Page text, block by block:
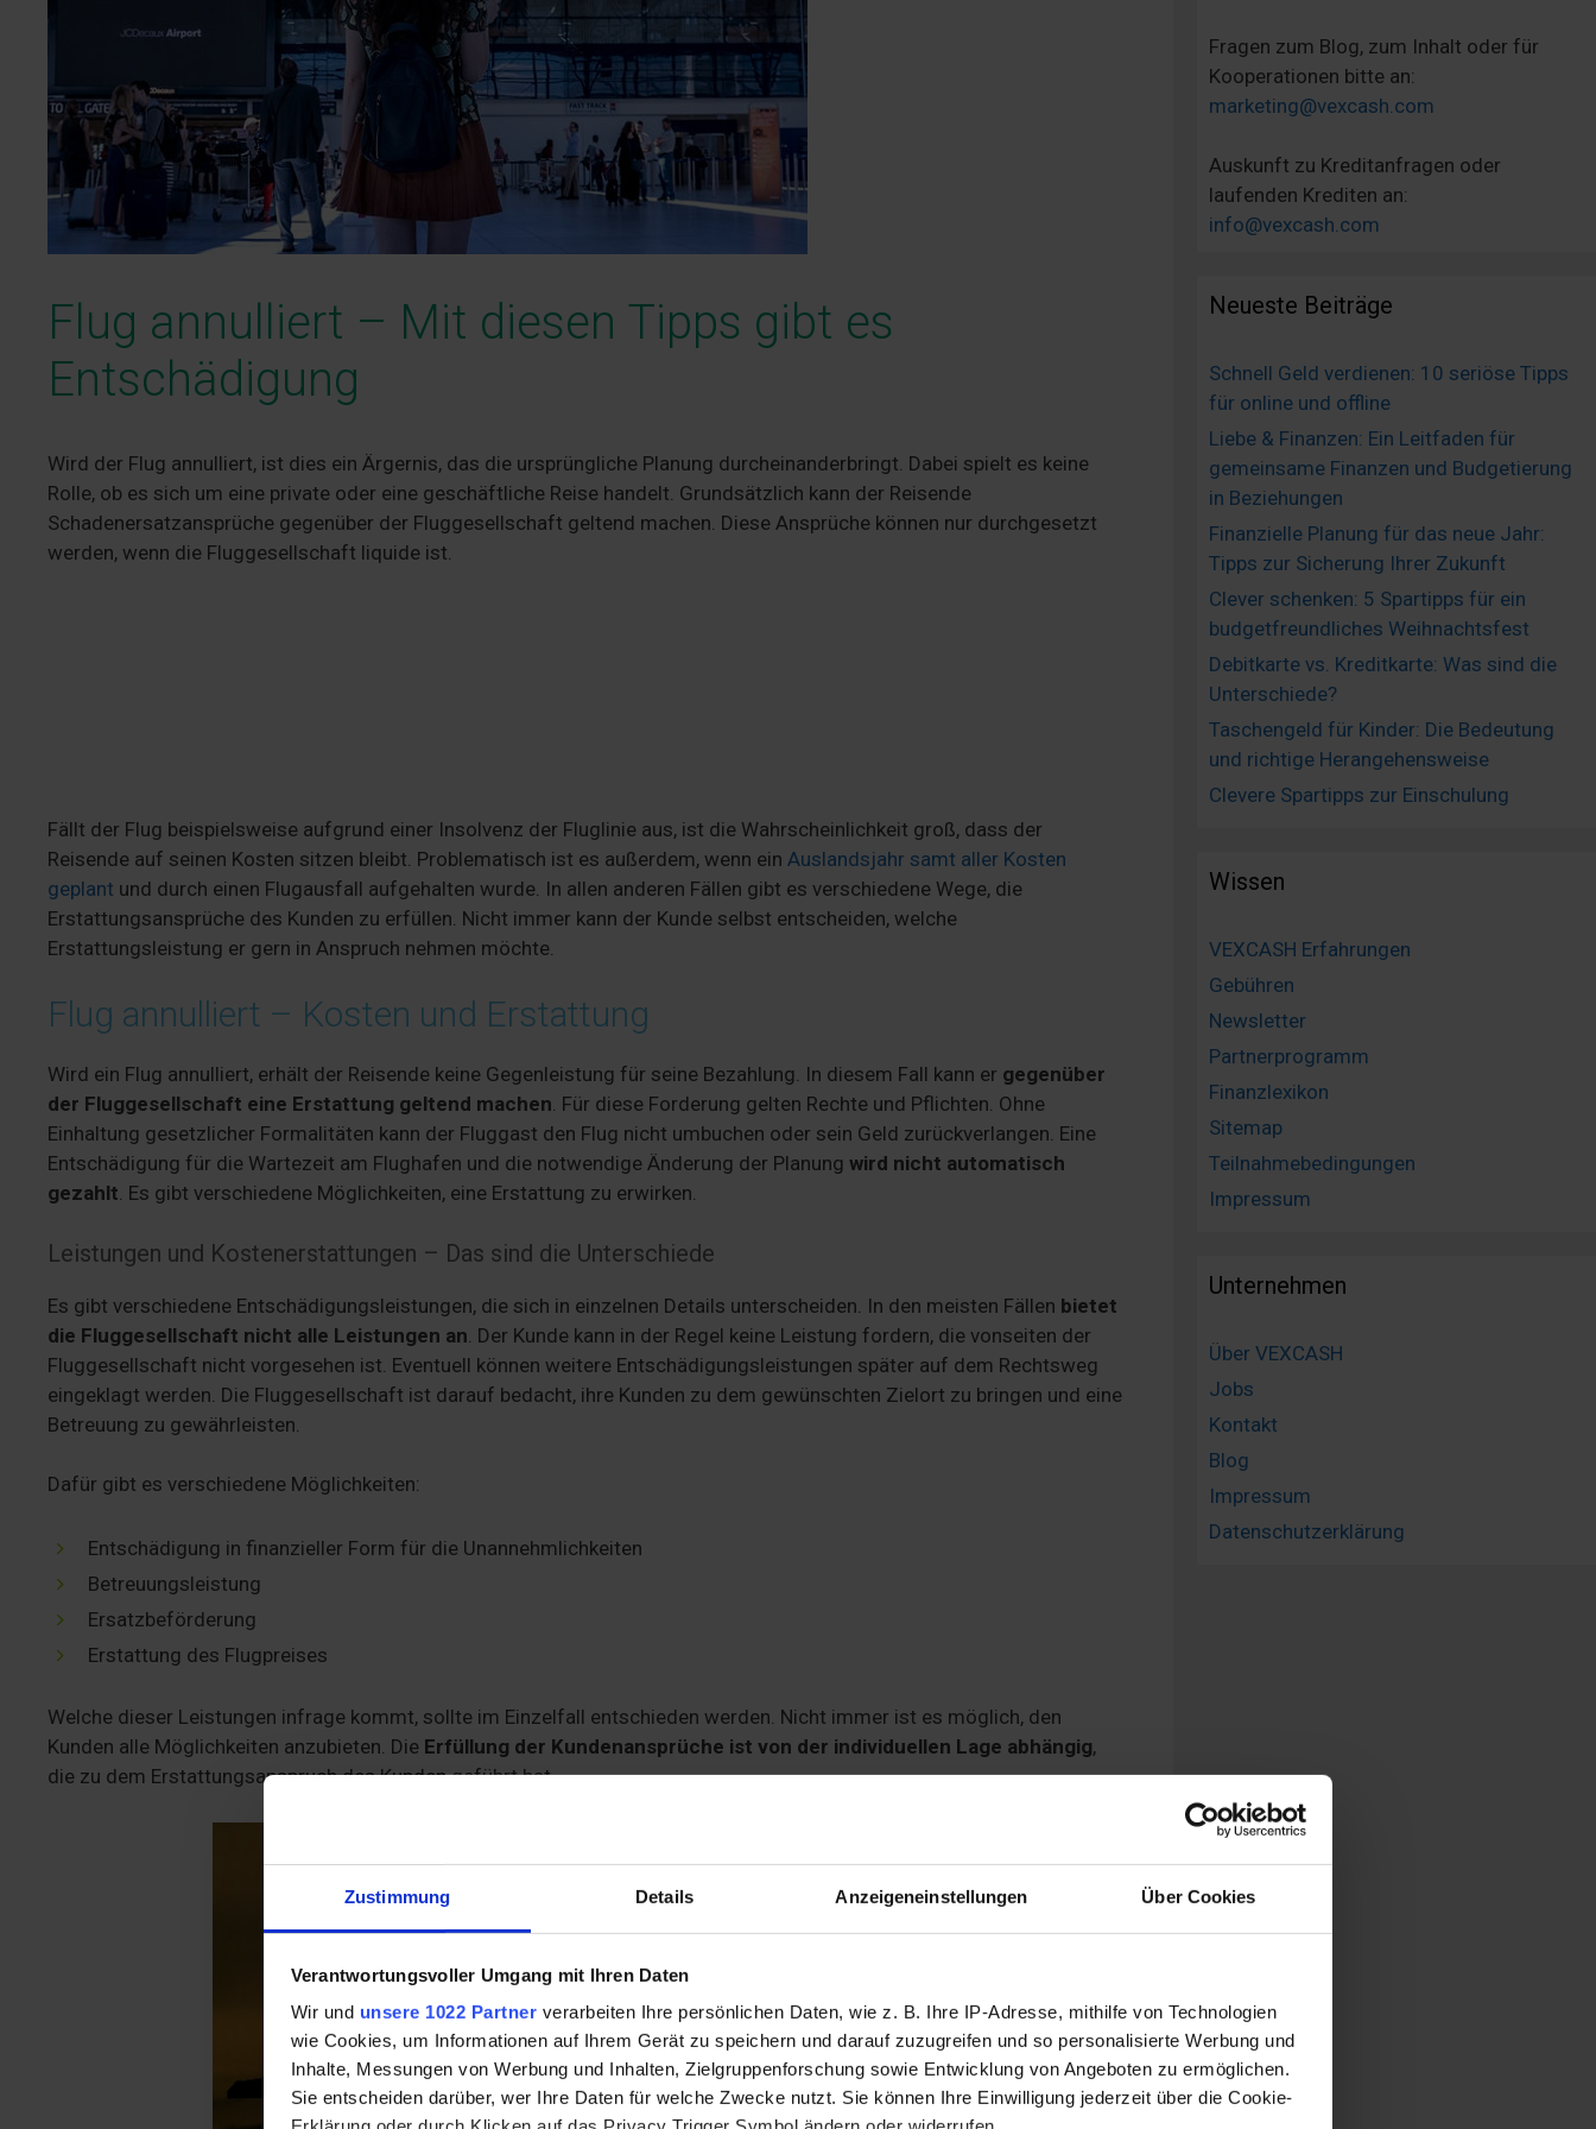
Zustimmung Details Anzeigeneinstellungen Über Cookies
Verantwortungsvoller Umgang mit Ihren Daten
Wir und unsere 1022 Partner verarbeiten Ihre persönlichen Daten, wie z. B. Ihre IP-Adresse, mithilfe von Technologien
wie Cookies, um Informationen auf Ihrem Gerät zu speichern und darauf zuzugreifen und so personalisierte Werbung und
Inhalte, Messungen von Werbung und Inhalten, Zielgruppenforschung sowie Entwicklung von Angeboten zu ermöglichen.
Sie entscheiden darüber, wer Ihre Daten für welche Zwecke nutzt. Sie können Ihre Einwilligung jederzeit über die Cookie-
Flug annulliert – Mit diesen Tipps gibt es
Entschädigung
Wird der Flug annulliert, ist dies ein Ärgernis, das die ursprüngliche Planung durcheinanderbringt. Dabei spielt es keine
Rolle, ob es sich um eine private oder eine geschäftliche Reise handelt. Grundsätzlich kann der Reisende
Schadenersatzansprüche gegenüber der Fluggesellschaft geltend machen. Diese Ansprüche können nur durchgesetzt
werden, wenn die Fluggesellschaft liquide ist.
Fällt der Flug beispielsweise aufgrund einer Insolvenz der Fluglinie aus, ist die Wahrscheinlichkeit groß, dass der
Reisende auf seinen Kosten sitzen bleibt. Problematisch ist es außerdem, wenn ein Auslandsjahr samt aller Kosten
geplant und durch einen Flugausfall aufgehalten wurde. In allen anderen Fällen gibt es verschiedene Wege, die
Erstattungsansprüche des Kunden zu erfüllen. Nicht immer kann der Kunde selbst entscheiden, welche
Erstattungsleistung er gern in Anspruch nehmen möchte.
Flug annulliert – Kosten und Erstattung
Wird ein Flug annulliert, erhält der Reisende keine Gegenleistung für seine Bezahlung. In diesem Fall kann er gegenüber
der Fluggesellschaft eine Erstattung geltend machen. Für diese Forderung gelten Rechte und Pflichten. Ohne
Einhaltung gesetzlicher Formalitäten kann der Fluggast den Flug nicht umbuchen oder sein Geld zurückverlangen. Eine
Entschädigung für die Wartezeit am Flughafen und die notwendige Änderung der Planung wird nicht automatisch
gezahlt. Es gibt verschiedene Möglichkeiten, eine Erstattung zu erwirken.
Leistungen und Kostenerstattungen – Das sind die Unterschiede
Es gibt verschiedene Entschädigungsleistungen, die sich in einzelnen Details unterscheiden. In den meisten Fällen bietet
die Fluggesellschaft nicht alle Leistungen an . Der Kunde kann in der Regel keine Leistung fordern, die vonseiten der
Fluggesellschaft nicht vorgesehen ist. Eventuell können weitere Entschädigungsleistungen später auf dem Rechtsweg
eingeklagt werden. Die Fluggesellschaft ist darauf bedacht, ihre Kunden zu dem gewünschten Zielort zu bringen und eine
Betreuung zu gewährleisten.
Dafür gibt es verschiedene Möglichkeiten:
Entschädigung in finanzieller Form für die Unannehmlichkeiten
Betreuungsleistung
Ersatzbeförderung
Erstattung des Flugpreises
Welche dieser Leistungen infrage kommt, sollte im Einzelfall entschieden werden. Nicht immer ist es möglich, den
Kunden alle Möglichkeiten anzubieten. Die Erfüllung der Kundenansprüche ist von der individuellen Lage abhängig,
die zu dem Erstattungsanspruch des Kunden geführt hat.
Fragen zum Blog, zum Inhalt oder für
Kooperationen bitte an:
marketing@vexcash.com
Auskunft zu Kreditanfragen oder
laufenden Krediten an:
info@vexcash.com
Neueste Beiträge
Schnell Geld verdienen: 10 seriöse Tipps
für online und offline
Liebe & Finanzen: Ein Leitfaden für
gemeinsame Finanzen und Budgetierung
in Beziehungen
Finanzielle Planung für das neue Jahr:
Tipps zur Sicherung Ihrer Zukunft
Clever schenken: 5 Spartipps für ein
budgetfreundliches Weihnachtsfest
Debitkarte vs. Kreditkarte: Was sind die
Unterschiede?
Taschengeld für Kinder: Die Bedeutung
und richtige Herangehensweise
Clevere Spartipps zur Einschulung
Wissen
VEXCASH Erfahrungen
Gebühren
Newsletter
Partnerprogramm
Finanzlexikon
Sitemap
Teilnahmebedingungen
Impressum
Unternehmen
Über VEXCASH
Jobs
Kontakt
Blog
Impressum
Datenschutzerklärung